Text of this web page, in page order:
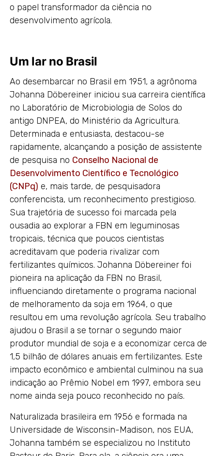
o papel transformador da ciência no
desenvolvimento agrícola.
Um lar no Brasil
Ao desembarcar no Brasil em 1951, a agrônoma
Johanna Döbereiner iniciou sua carreira científica
no Laboratório de Microbiologia de Solos do
antigo DNPEA, do Ministério da Agricultura.
Determinada e entusiasta, destacou-se
rapidamente, alcançando a posição de assistente
de pesquisa no Conselho Nacional de
Desenvolvimento Científico e Tecnológico
(CNPq) e, mais tarde, de pesquisadora
conferencista, um reconhecimento prestigioso.
Sua trajetória de sucesso foi marcada pela
ousadia ao explorar a FBN em leguminosas
tropicais, técnica que poucos cientistas
acreditavam que poderia rivalizar com
fertilizantes químicos. Johanna Döbereiner foi
pioneira na aplicação da FBN no Brasil,
influenciando diretamente o programa nacional
de melhoramento da soja em 1964, o que
resultou em uma revolução agrícola. Seu trabalho
ajudou o Brasil a se tornar o segundo maior
produtor mundial de soja e a economizar cerca de
1,5 bilhão de dólares anuais em fertilizantes. Este
impacto econômico e ambiental culminou na sua
indicação ao Prêmio Nobel em 1997, embora seu
nome ainda seja pouco reconhecido no país.
Naturalizada brasileira em 1956 e formada na
Universidade de Wisconsin-Madison, nos EUA,
Johanna também se especializou no Instituto